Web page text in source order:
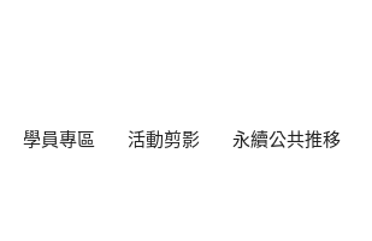
學員專區 活動剪影 永續公共推移